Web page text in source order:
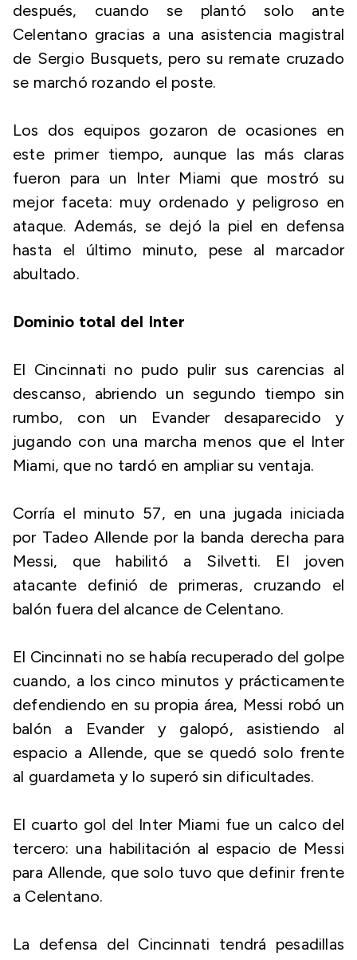
después, cuando se plantó solo ante
Celentano gracias a una asistencia magistral
de Sergio Busquets, pero su remate cruzado
se marchó rozando el poste.
Los dos equipos gozaron de ocasiones en
este primer tiempo, aunque las más claras
fueron para un Inter Miami que mostró su
mejor faceta: muy ordenado y peligroso en
ataque. Además, se dejó la piel en defensa
hasta el último minuto, pese al marcador
abultado.
Dominio total del Inter
El Cincinnati no pudo pulir sus carencias al
descanso, abriendo un segundo tiempo sin
rumbo, con un Evander desaparecido y
jugando con una marcha menos que el Inter
Miami, que no tardó en ampliar su ventaja.
Corría el minuto 57, en una jugada iniciada
por Tadeo Allende por la banda derecha para
Messi, que habilitó a Silvetti. El joven
atacante definió de primeras, cruzando el
balón fuera del alcance de Celentano.
El Cincinnati no se había recuperado del golpe
cuando, a los cinco minutos y prácticamente
defendiendo en su propia área, Messi robó un
balón a Evander y galopó, asistiendo al
espacio a Allende, que se quedó solo frente
al guardameta y lo superó sin dificultades.
El cuarto gol del Inter Miami fue un calco del
tercero: una habilitación al espacio de Messi
para Allende, que solo tuvo que definir frente
a Celentano.
La defensa del Cincinnati tendrá pesadillas